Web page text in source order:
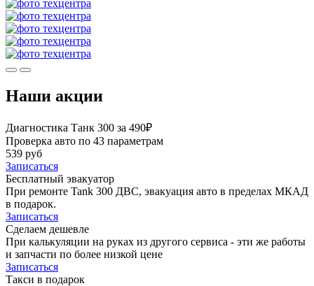
Наши акции
Диагностика Танк 300 за 490₽
Проверка авто по 43 параметрам
539 руб
Записаться
Бесплатный эвакуатор
При ремонте Tank 300 ДВС, эвакуация авто в пределах МКАД
в подарок.
Записаться
Сделаем дешевле
При калькуляции на руках из другого сервиса - эти же работы
и запчасти по более низкой цене
Записаться
Такси в подарок